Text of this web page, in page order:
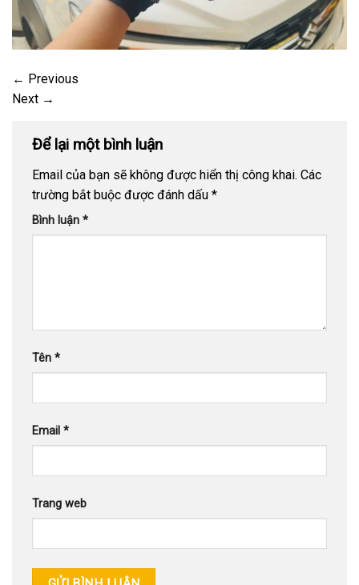
← Previous
Next →
Để lại một bình luận
Email của bạn sẽ không được hiển thị công khai. Các
trường bắt buộc được đánh dấu *
Bình luận *
Tên *
Email *
Trang web